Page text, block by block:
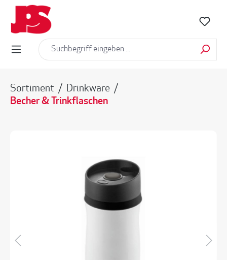
springen
Sortiment / Drinkware /
Becher & Trinkflaschen